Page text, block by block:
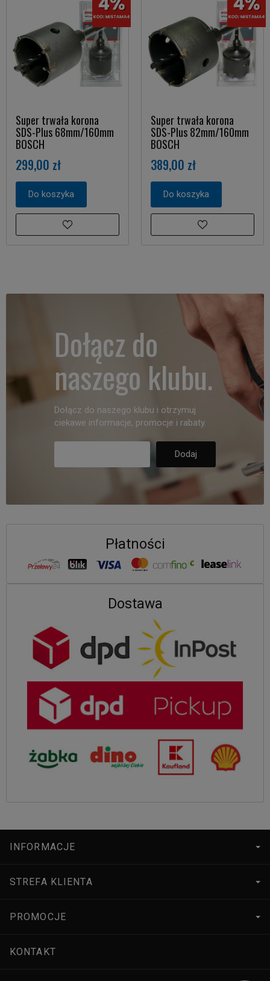
Super trwała korona
SDS-Plus 68mm/160mm
BOSCH
299,00 zł
Do koszyka
Super trwała korona
SDS-Plus 82mm/160mm
BOSCH
389,00 zł
Do koszyka
Dołącz do
naszego klubu.
Dołącz do naszego klubu i otrzymuj
ciekawe informacje, promocje i rabaty.
Płatności
Dostawa
INFORMACJE
STREFA KLIENTA
PROMOCJE
KONTAKT